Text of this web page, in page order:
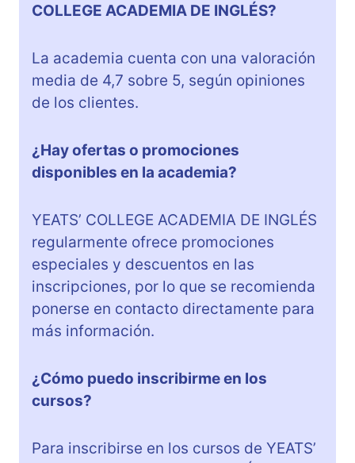
COLLEGE ACADEMIA DE INGLÉS?
La academia cuenta con una valoración
media de 4,7 sobre 5, según opiniones
de los clientes.
¿Hay ofertas o promociones
disponibles en la academia?
YEATS’ COLLEGE ACADEMIA DE INGLÉS
regularmente ofrece promociones
especiales y descuentos en las
inscripciones, por lo que se recomienda
ponerse en contacto directamente para
más información.
¿Cómo puedo inscribirme en los
cursos?
Para inscribirse en los cursos de YEATS’